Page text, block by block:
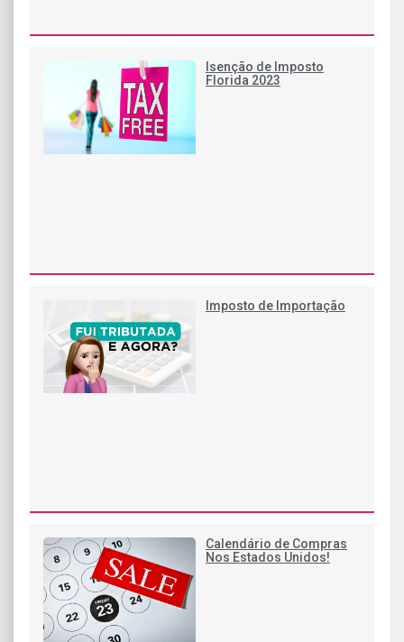
Isenção de Imposto
Florida 2023
Imposto de Importação
Calendário de Compras
Nos Estados Unidos!